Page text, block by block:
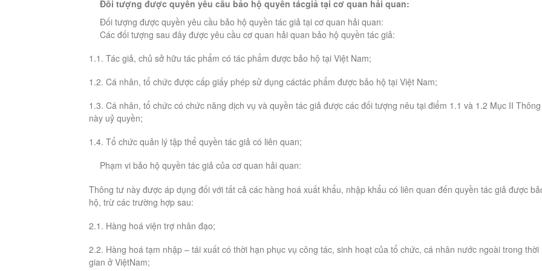
Đối tượng được quyền yêu cầu bảo hộ quyền tácgiả tại cơ quan hải quan:
Đối tượng được quyền yêu cầu bảo hộ quyền tác giả tại cơ quan hải quan:
Các đối tượng sau đây được yêu cầu cơ quan hải quan bảo hộ quyền tác giả:
1.1. Tác giả, chủ sở hữu tác phẩm có tác phẩm được bảo hộ tại Việt Nam;
1.2. Cá nhân, tổ chức được cấp giấy phép sử dụng cáctác phẩm được bảo hộ tại Việt Nam;
1.3. Cá nhân, tổ chức có chức năng dịch vụ và quyền tác giả được các đối tượng nêu tại điểm 1.1 và 1.2 Mục II
này uỷ quyền;
1.4. Tổ chức quản lý tập thể quyền tác giả có liên quan;
Phạm vi bảo hộ quyền tác giả của cơ quan hải quan:
Thông tư này được áp dụng đối với tất cả các hàng hoá xuất khẩu, nhập khẩu có liên quan đến quyền tác giả được
hộ, trừ các trường hợp sau:
2.1. Hàng hoá viện trợ nhân đạo;
2.2. Hàng hoá tạm nhập – tái xuất có thời hạn phục vụ công tác, sinh hoạt của tổ chức, cá nhân nước ngoài trong thời
gian ở ViệtNam;